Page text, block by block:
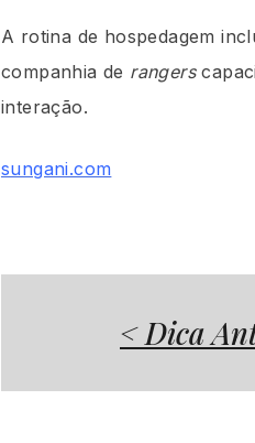
A rotina de hospedagem
companhia de rangers
interação.
sungani.com
< Dica